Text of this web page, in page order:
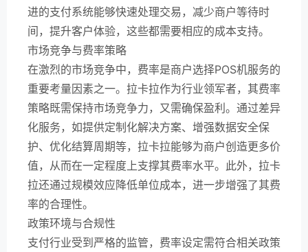
进的支付系统能够快速处理交易，减少商户等待时
间，提升客户体验，这些都需要相应的成本支持。
市场竞争与费率策略
在激烈的市场竞争中，费率是商户选择POS机服务的
重要考量因素之一。拉卡拉作为行业领军者，其费率
策略既需保持市场竞争力，又需确保盈利。通过差异
化服务，如提供定制化解决方案、增强数据安全保
护、优化结算周期等，拉卡拉能够为商户创造更多价
值，从而在一定程度上支撑其费率水平。此外，拉卡
拉还通过规模效应降低单位成本，进一步增强了其费
率的合理性。
政策环境与合规性
支付行业受到严格的监管，费率设定需符合相关政策